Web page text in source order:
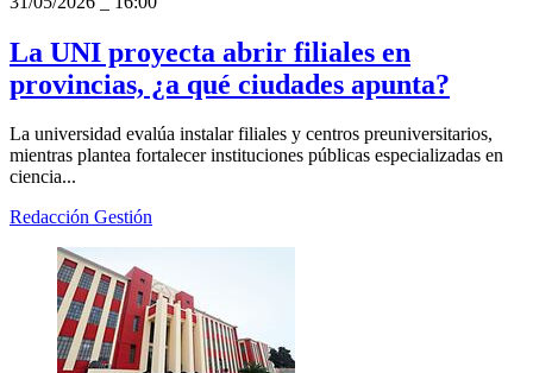
Perú
31/05/2026_16:00
La UNI proyecta abrir filiales en
provincias, ¿a qué ciudades apunta?
La universidad evalúa instalar filiales y centros preuniversitarios,
mientras plantea fortalecer instituciones públicas especializadas en
ciencia...
Redacción Gestión